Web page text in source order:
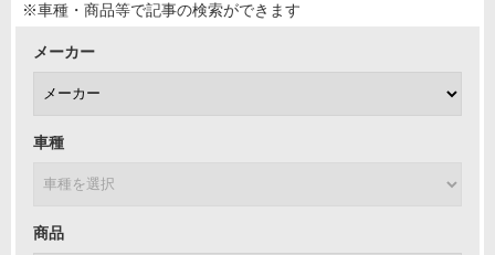
※車種・商品等で記事の検索ができます
メーカー
車種
商品